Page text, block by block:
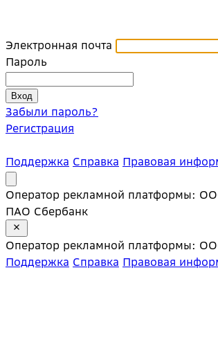
Электронная почта
Пароль
Забыли пароль?
Регистрация
Поддержка Справка Правовая
Оператор рекламной платформы:
ПАО Сбербанк
Оператор рекламной платформы:
Поддержка Справка Правовая